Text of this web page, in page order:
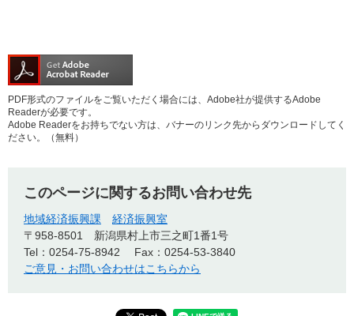
PDF形式のファイルをご覧いただく場合には、Adobe社が提供するAdobe
Readerが必要です。
Adobe Readerをお持ちでない方は、バナーのリンク先からダウンロードしてく
ださい。（無料）
このページに関するお問い合わせ先
地域経済振興課
経済振興室
〒958-8501
新潟県村上市三之町1番1号
Tel：0254-75-8942
Fax：0254-53-3840
ご意見・お問い合わせはこちらから